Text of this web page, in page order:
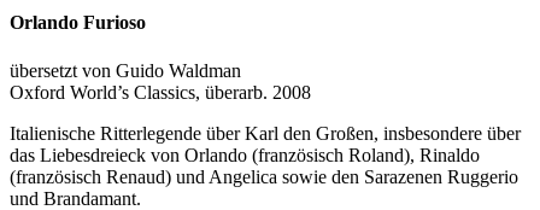
Orlando Furioso
übersetzt von Guido Waldman
Oxford World’s Classics, überarb. 2008
Italienische Ritterlegende über Karl den Großen, insbesondere über
das Liebesdreieck von Orlando (französisch Roland), Rinaldo
(französisch Renaud) und Angelica sowie den Sarazenen Ruggerio
und Brandamant.